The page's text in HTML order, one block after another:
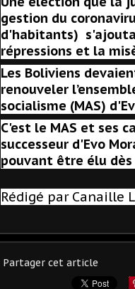
gestion du
d'habitants)
répressions et la
Les Boliviens
renouveler
socialisme (MAS)
C'est le MAS et ses
successeur d'Evo
pouvant être élu
Rédigé par Canaille
Partager cet article